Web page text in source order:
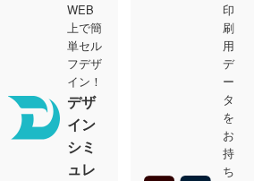
WEB
上で簡
単セル
フデザ
イン！
デザ
イン
シミ
ュレ
印
刷
用
デ
ー
タ
を
お
持
ち